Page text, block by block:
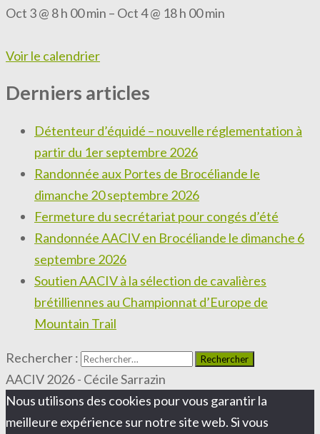
Oct 3 @ 8 h 00 min – Oct 4 @ 18 h 00 min
Voir le calendrier
Derniers articles
Détenteur d’équidé – nouvelle réglementation à
partir du 1er septembre 2026
Randonnée aux Portes de Brocéliande le
dimanche 20 septembre 2026
Fermeture du secrétariat pour congés d’été
Randonnée AACIV en Brocéliande le dimanche 6
septembre 2026
Soutien AACIV à la sélection de cavalières
brétilliennes au Championnat d’Europe de
Mountain Trail
Rechercher :
AACIV 2026 - Cécile Sarrazin
Nous utilisons des cookies pour vous garantir la
meilleure expérience sur notre site web. Si vous